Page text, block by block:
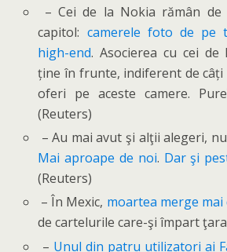
– Cei de la Nokia rămân
capitol: camerele foto de pe
high-end. Asocierea cu cei de
ține în frunte, indiferent de câți
oferi pe aceste camere.
(Reuters)
– Au mai avut şi alţii alegeri,
Mai aproape de noi. Dar şi
(Reuters)
– În Mexic, moartea merge mai
de cartelurile care-şi împart
– Unul din patru utilizatori ai